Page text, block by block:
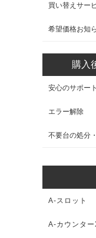
買い替えサー
希望価格お知
購入
安心のサポート
エラー解除
不要台の処分
A-スロット
A-カウンター